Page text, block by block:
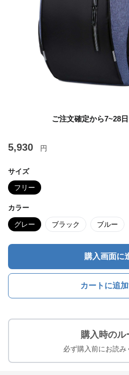
ご注文確定から7~28
5,930 円
サイズ
フリー
カラー
グレー ブラック ブルー
購入画面に
カートに追
購入時のル
必ず購入前にお読み